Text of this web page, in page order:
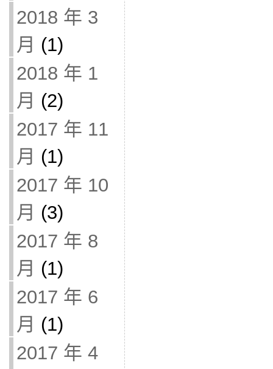
2018 年 3
月 (1)
2018 年 1
月 (2)
2017 年 11
月 (1)
2017 年 10
月 (3)
2017 年 8
月 (1)
2017 年 6
月 (1)
2017 年 4